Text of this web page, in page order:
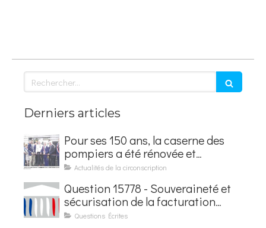
Rechercher
Derniers articles
Pour ses 150 ans, la caserne des
pompiers a été rénovée et
baptisée au nom d'Hubert
Actualités de la circonscription
Question 15778 - Souveraineté et
sécurisation de la facturation
électronique
Questions Écrites